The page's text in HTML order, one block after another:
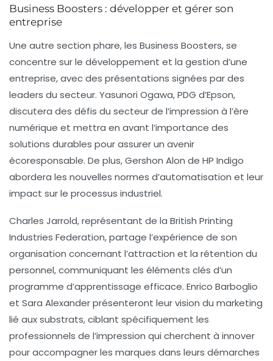
Business Boosters : développer et gérer son
entreprise
Une autre section phare, les Business Boosters, se
concentre sur le développement et la gestion d’une
entreprise, avec des présentations signées par des
leaders du secteur. Yasunori Ogawa, PDG d’Epson,
discutera des défis du secteur de l’impression à l’ère
numérique et mettra en avant l’importance des
solutions durables pour assurer un avenir
écoresponsable. De plus, Gershon Alon de HP Indigo
abordera les nouvelles normes d’automatisation et leur
impact sur le processus industriel.
Charles Jarrold, représentant de la British Printing
Industries Federation, partage l’expérience de son
organisation concernant l’attraction et la rétention du
personnel, communiquant les éléments clés d’un
programme d’apprentissage efficace. Enrico Barboglio
et Sara Alexander présenteront leur vision du marketing
lié aux substrats, ciblant spécifiquement les
professionnels de l’impression qui cherchent à innover
pour accompagner les marques dans leurs démarches